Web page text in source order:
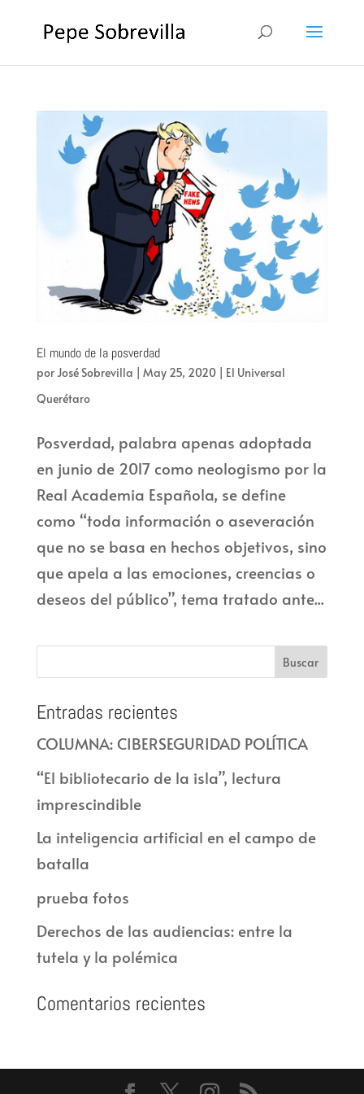
El mundo de la posverdad
porJosé Sobrevilla May 25, 2020| El Universal
Querétaro
Posverdad, palabra apenas adoptada
en junio de 2017 como neologismo por la
Real Academia Española, se define
como “toda información o aseveración
que no se basa en hechos objetivos, sino
que apela a las emociones, creencias o
deseos del público”, tema tratado ante...
Entradas recientes
COLUMNA: CIBERSEGURIDAD POLÍTICA
“El bibliotecario de la isla”, lectura
imprescindible
La inteligencia artificial en el campo de
batalla
prueba fotos
Derechos de las audiencias: entre la
tutela y la polémica
Comentarios recientes